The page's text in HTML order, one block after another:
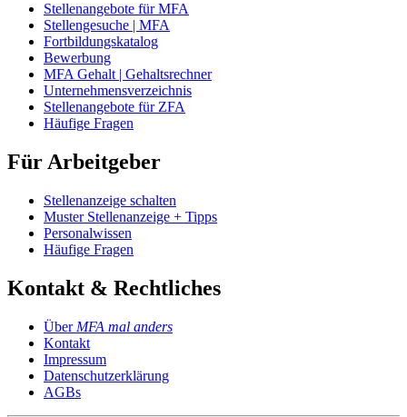
Stellenangebote für MFA
Stellengesuche | MFA
Fortbildungskatalog
Bewerbung
MFA Gehalt | Gehaltsrechner
Unternehmensverzeichnis
Stellenangebote für ZFA
Häufige Fragen
Für Arbeitgeber
Stellenanzeige schalten
Muster Stellenanzeige + Tipps
Personalwissen
Häufige Fragen
Kontakt & Rechtliches
Über MFA mal anders
Kontakt
Impressum
Datenschutzerklärung
AGBs